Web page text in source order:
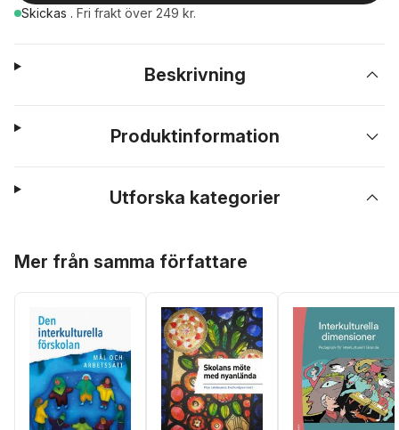
Skickas . Fri frakt över 249 kr.
Beskrivning
Produktinformation
Utforska kategorier
Mer från samma författare